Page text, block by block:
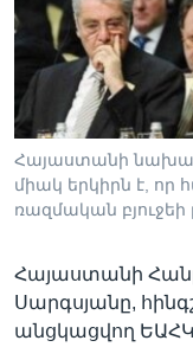
Լեզուներ
Հայաստանի
միակ երկիրն է, որ
ռազմական
Հայաստանի
Սարգսյանը,
անցկացվող